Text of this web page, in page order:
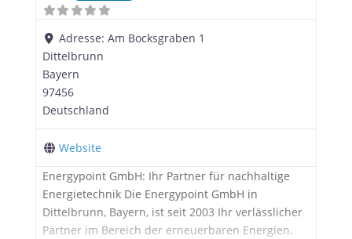
Adresse:Am Bocksgraben 1
Dittelbrunn
Bayern
97456
Deutschland
Website
Energypoint GmbH: Ihr Partner für nachhaltige
Energietechnik Die Energypoint GmbH in
Dittelbrunn, Bayern, ist seit 2003 Ihr verlässlicher
Partner im Bereich der erneuerbaren Energien.